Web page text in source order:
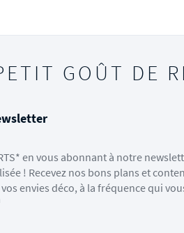
GOÛT DE
en vous abonnant à notre
! Recevez nos bons plans et
envies déco, à la fréquence qui